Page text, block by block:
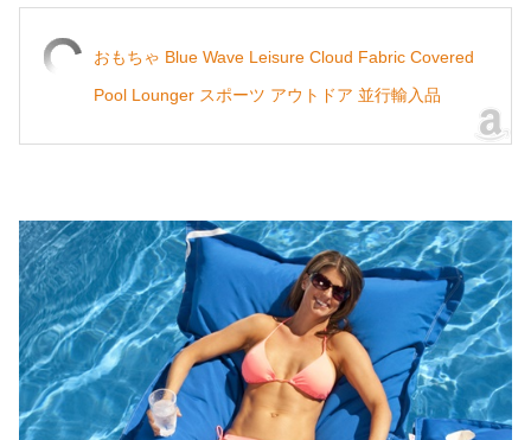
おもちゃ Blue Wave Leisure Cloud Fabric Covered
Pool Lounger スポーツ アウトドア 並行輸入品